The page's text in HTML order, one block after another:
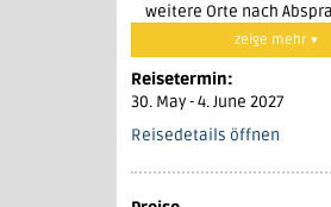
weitere Orte nach
Busan- und Abreise im
Reisebus
kleines Frühstück bei
Hotel & Verpflegung
5 Übernachtungen im
Weinhaus Fuhrmann (o.
gleichwertig) inkl.
zeige mehr ▾
Reisetermin:
30. May-4. June 2027
Reisedetails öffnen